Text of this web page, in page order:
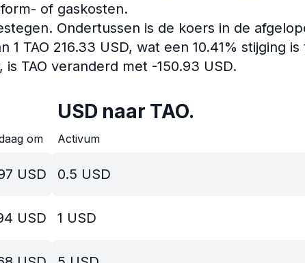
of gaskosten.
Ondertussen is de koers in de
TAO 216.33 USD, wat een 10.41% stijging
TAO veranderd met -150.93 USD.
om
USD
USD
USD naar TAO.
Activum
0.5 USD
1 USD